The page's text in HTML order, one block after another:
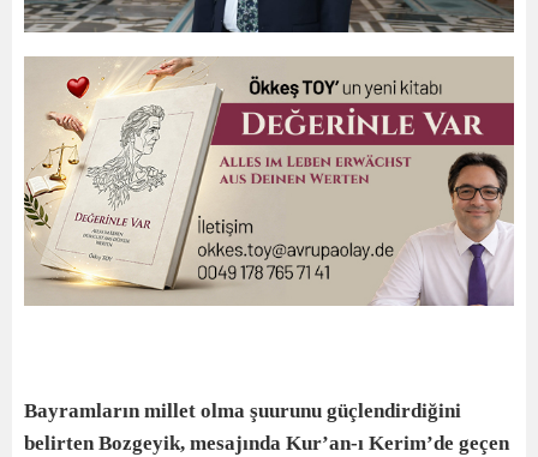
Bayramların millet olma şuurunu güçlendirdiğini
belirten Bozgeyik, mesajında Kur’an-ı Kerim’de geçen